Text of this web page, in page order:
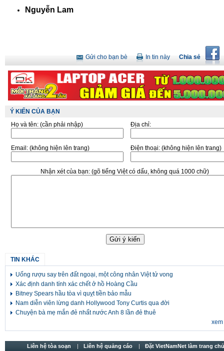
Nguyễn Lam
Chia sẻ
In tin này
Gửi cho bạn bè
Ý KIẾN CỦA BẠN
Họ và tên: (cần phải nhập) Địa chỉ:
Email: (không hiện lên trang) Điện thoại: (không hiện lên trang)
Nhận xét của bạn:(gõ tiếng Việt có dấu, không quá 1000 chữ)
TIN KHÁC
Uống rượu say trên đất ngoại, một công nhân Việt tử vong
Xác định danh tính xác chết ở hồ Hoàng Cầu
Bitney Spears hầu tòa vì quỵt tiền bảo mẫu
Nam diễn viên lừng danh Hollywood Tony Curtis qua đời
Chuyện bà mẹ mắn đẻ nhất nước Anh 8 lần đẻ thuê
Liên hệ tòa soạn Liên hệ quảng cáo Đặt VietNamNet làm trang chủ